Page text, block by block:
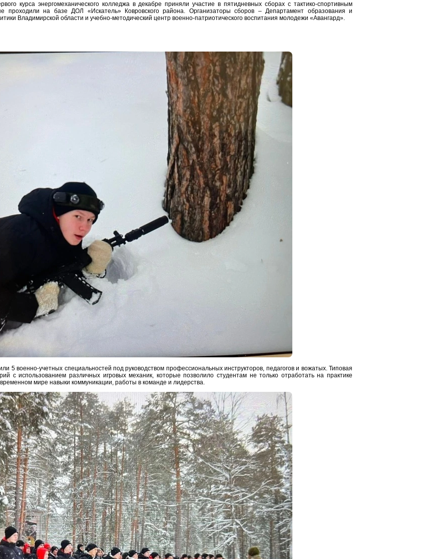
курса энергомеханического колледжа в декабре приняли участие в пятидневных сборах с тактико-спортивным
проходили на базе ДОЛ «Искатель» Ковровского района. Организаторы сборов – Департамент образования и
Владимирской области и учебно-методический центр военно-патриотического воспитания молодежи «Авангард».
5 военно-учетных специальностей под руководством профессиональных инструкторов, педагогов и вожатых. Типовая
с использованием различных игровых механик, которые позволило студентам не только отработать на практике
мире навыки коммуникации, работы в команде и лидерства.